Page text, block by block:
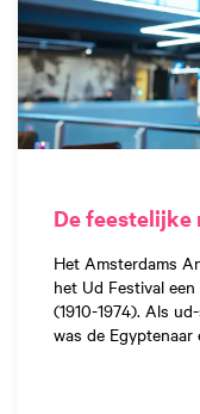
De feestelijke
Het Amsterdams
het Ud Festival
(1910-1974). Als
was de